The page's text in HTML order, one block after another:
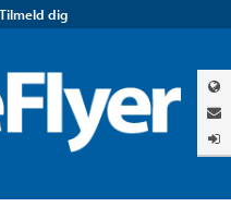
dig